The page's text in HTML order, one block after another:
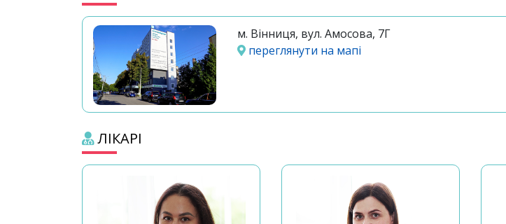
м. Вінниця, вул. Амосова, 7Г
переглянути на мапі
ЛІКАРІ